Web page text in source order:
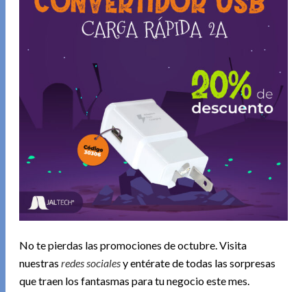
No te pierdas las promociones de octubre. Visita
nuestrasredes socialesy entérate de todas las sorpresas
que traen los fantasmas para tu negocio este mes.